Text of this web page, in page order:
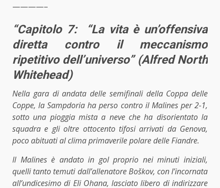
————–
“Capitolo 7:
“La vita è un’offensiva
diretta contro il meccanismo
ripetitivo dell’universo” (Alfred North
Whitehead)
Nella gara di andata delle semifinali della Coppa delle
Coppe, la Sampdoria ha perso contro il Malines per 2-1,
sotto una pioggia mista a neve che ha disorientato la
squadra e gli oltre ottocento tifosi arrivati da Genova,
poco abituati al clima primaverile polare delle Fiandre.
Il Malines è andato in gol proprio nei minuti iniziali,
quelli tanto temuti dall’allenatore Boškov, con l’incornata
all’undicesimo di Eli Ohana, lasciato libero di indirizzare